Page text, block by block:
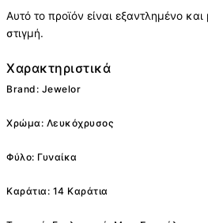
Αυτό το προϊόν είναι εξαντλημένο και
στιγμή.
Χαρακτηριστικά
Brand: Jewelor
Χρώμα: Λευκόχρυσος
Φύλο: Γυναίκα
Καράτια: 14 Καράτια